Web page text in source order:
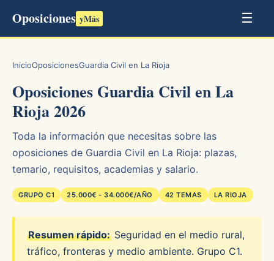
Oposiciones yMás ☰
InicioOposicionesGuardia Civil en La Rioja
Oposiciones Guardia Civil en La
Rioja 2026
Toda la información que necesitas sobre las
oposiciones de Guardia Civil en La Rioja: plazas,
temario, requisitos, academias y salario.
GRUPO C1 25.000€ - 34.000€/AÑO 42 TEMAS LA RIOJA
Resumen rápido: Seguridad en el medio rural,
tráfico, fronteras y medio ambiente. Grupo C1.